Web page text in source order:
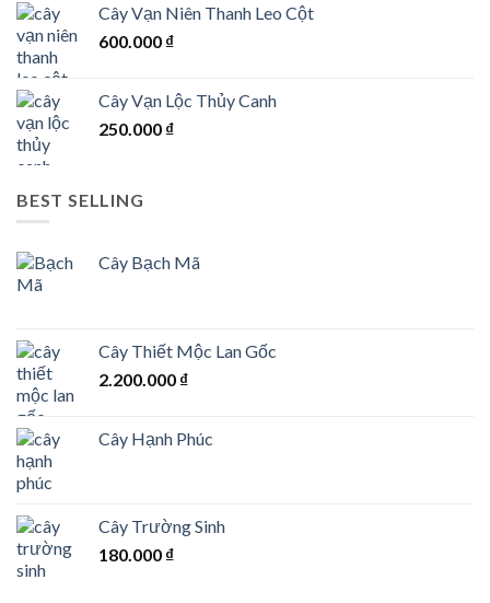
Cây Vạn Niên Thanh Leo Cột
600.000 ₫
Cây Vạn Lộc Thủy Canh
250.000 ₫
BEST SELLING
Cây Bạch Mã
Cây Thiết Mộc Lan Gốc
2.200.000 ₫
Cây Hạnh Phúc
Cây Trường Sinh
180.000 ₫